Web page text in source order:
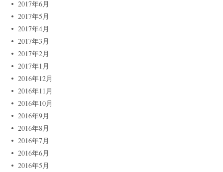
2017年6月
2017年5月
2017年4月
2017年3月
2017年2月
2017年1月
2016年12月
2016年11月
2016年10月
2016年9月
2016年8月
2016年7月
2016年6月
2016年5月